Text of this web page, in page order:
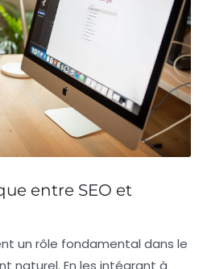
entre SEO et
un rôle fondamental dans le
naturel. En les intégrant à